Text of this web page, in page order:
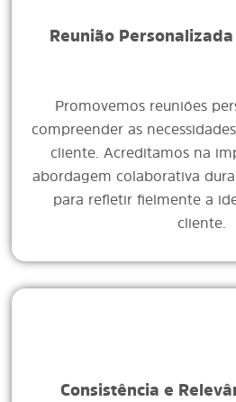
Reunião
Promovemos reuniões
compreender as
cliente. Acreditamos na
abordagem colaborativa
para refletir fielmente a
cliente.
Consistência e